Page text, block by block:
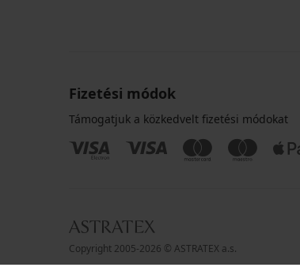
Fizetési módok
Támogatjuk a közkedvelt fizetési módokat
Copyright 2005-2026 © ASTRATEX a.s.